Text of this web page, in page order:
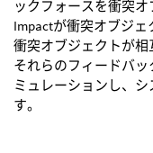
ックフォースを衝突
Impactが衝突オブジェ
衝突オブジェクトが相
それらのフィードバ
ミュレーションし、
す。